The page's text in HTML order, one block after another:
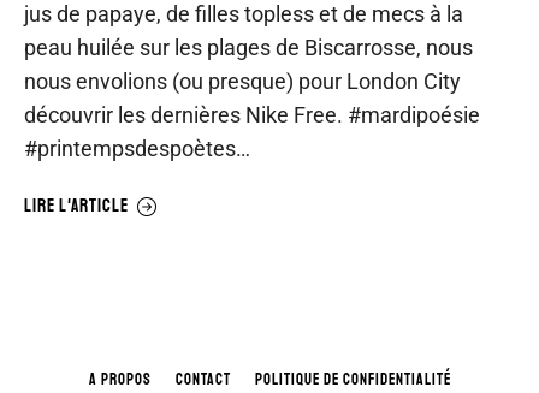
jus de papaye, de filles topless et de mecs à la
peau huilée sur les plages de Biscarrosse, nous
nous envolions (ou presque) pour London City
découvrir les dernières Nike Free. #mardipoésie
#printempsdespoètes…
LIRE L'ARTICLE
A PROPOS CONTACT POLITIQUE DE CONFIDENTIALITÉ